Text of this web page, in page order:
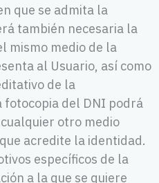
que se admita la
también necesaria la
mismo medio de la
al Usuario, así como
de la
fotocopia del DNI podrá
otro medio
acredite la identidad.
específicos de la
a la que se quiere